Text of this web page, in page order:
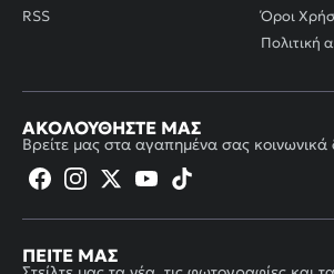
RSS
Όροι
Πολιτική
ΑΚΟΛΟΥΘΉΣΤΕ ΜΑΣ
Βρείτε μας στα αγαπημένα σας κοινωνικά
ΠΕΊΤΕ ΜΑΣ